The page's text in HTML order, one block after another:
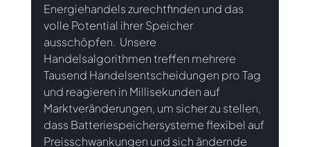
Energiehandels zurechtfinden und das
volle Potential ihrer Speicher
ausschöpfen.  Unsere
Handelsalgorithmen treffen mehrere
Tausend Handelsentscheidungen pro Tag
und reagieren in Millisekunden auf
Marktveränderungen, um sicher zu stellen,
dass Batteriespeichersysteme flexibel auf
Preisschwankungen und sich ändernde